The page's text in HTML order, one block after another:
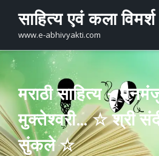
content
साहित्य एवं कला विमर्श
www.e-abhivyakti.com
मराठी साहित्य –
मुक्तेश्वरी… ☆ श्री
सुंकले ☆